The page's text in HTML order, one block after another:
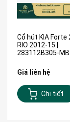
Cổ hút KIA Forte
RIO 2012-15 |
283112B305-MB
Giá liên hệ
Chi tiết